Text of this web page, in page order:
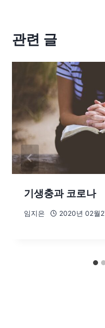
관련 글
기생충과 코로나
임지은 2020년 02월